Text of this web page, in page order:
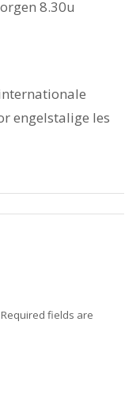
8.30u
engelstalige les
fields are